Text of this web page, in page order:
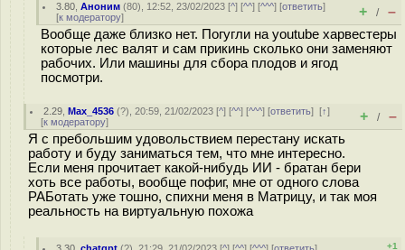
3.80 ,Аноним (80), 12:52, 23/02/2023 [^] [^^] [^^^] [ответить]
[к модератору] + / –
Вообще даже близко нет. Погугли на youtube харвестеры
которые лес валят и сам прикинь сколько они заменяют
рабочих. Или машины для сбора плодов и ягод
посмотри.
2.29 ,Max_4536 (?), 20:59, 21/02/2023 [^] [^^] [^^^] [ответить][↑]
[к модератору] + / –
Я с пребольшим удовольствием перестану искать
работу и буду заниматься тем, что мне интересно.
Если меня прочитает какой-нибудь ИИ - братан бери
хоть все работы, вообще пофиг, мне от одного слова
РАБотать уже тошно, спихни меня в Матрицу, и так моя
реальность на виртуальную похожа
+1